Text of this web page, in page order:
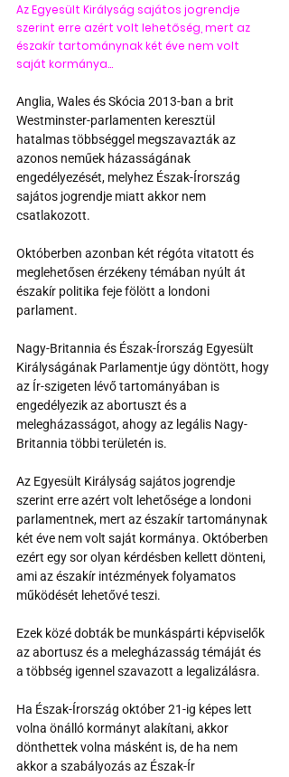
Az Egyesült Királyság sajátos jogrendje
szerint erre azért volt lehetőség, mert az
északír tartománynak két éve nem volt
saját kormánya...
Anglia, Wales és Skócia 2013-ban a brit
Westminster-parlamenten keresztül
hatalmas többséggel megszavazták az
azonos neműek házasságának
engedélyezését, melyhez Észak-Írország
sajátos jogrendje miatt akkor nem
csatlakozott.
Októberben azonban két régóta vitatott és
meglehetősen érzékeny témában nyúlt át
északír politika feje fölött a londoni
parlament.
Nagy-Britannia és Észak-Írország Egyesült
Királyságának Parlamentje úgy döntött, hogy
az Ír-szigeten lévő tartományában is
engedélyezik az abortuszt és a
melegházasságot, ahogy az legális Nagy-
Britannia többi területén is.
Az Egyesült Királyság sajátos jogrendje
szerint erre azért volt lehetősége a londoni
parlamentnek, mert az északír tartománynak
két éve nem volt saját kormánya. Októberben
ezért egy sor olyan kérdésben kellett dönteni,
ami az északír intézmények folyamatos
működését lehetővé teszi.
Ezek közé dobták be munkáspárti képviselők
az abortusz és a melegházasság témáját és
a többség igennel szavazott a legalizálásra.
Ha Észak-Írország október 21-ig képes lett
volna önálló kormányt alakítani, akkor
dönthettek volna másként is, de ha nem
akkor a szabályozás az Észak-Ír